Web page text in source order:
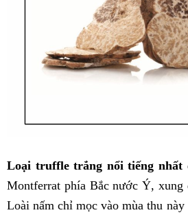
Loại truffle trắng nổi tiếng nhất
Montferrat phía Bắc nước Ý, xung
Loài nấm chỉ mọc vào mùa thu